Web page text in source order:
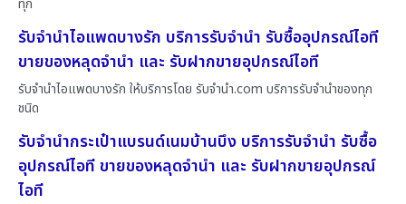
ทุก
รับจำนำไอแพดบางรัก บริการรับจำนำ รับซื้ออุปกรณ์ไอที
ขายของหลุดจำนำ และ รับฝากขายอุปกรณ์ไอที
รับจำนำไอแพดบางรัก ให้บริการโดย รับจํานํา.com บริการรับจำนำของทุก
ชนิด
รับจำนำกระเป๋าแบรนด์เนมบ้านบึง บริการรับจำนำ รับซื้อ
อุปกรณ์ไอที ขายของหลุดจำนำ และ รับฝากขายอุปกรณ์
ไอที